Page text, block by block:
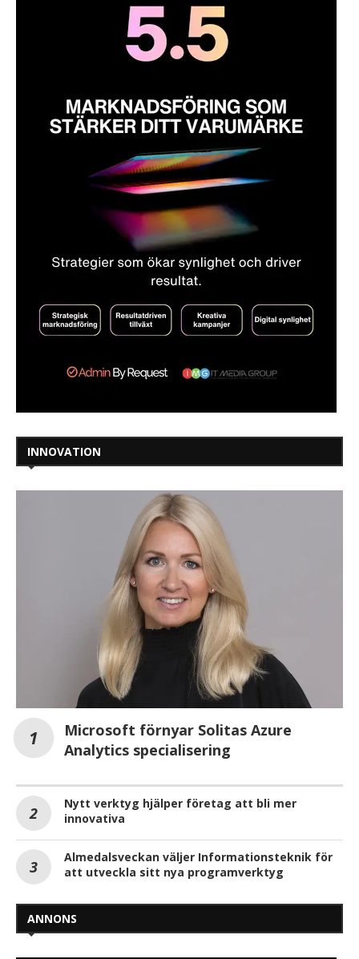
INNOVATION
Microsoft förnyar Solitas Azure
Analytics specialisering
Nytt verktyg hjälper företag att bli mer
innovativa
Almedalsveckan väljer Informationsteknik för
att utveckla sitt nya programverktyg
ANNONS